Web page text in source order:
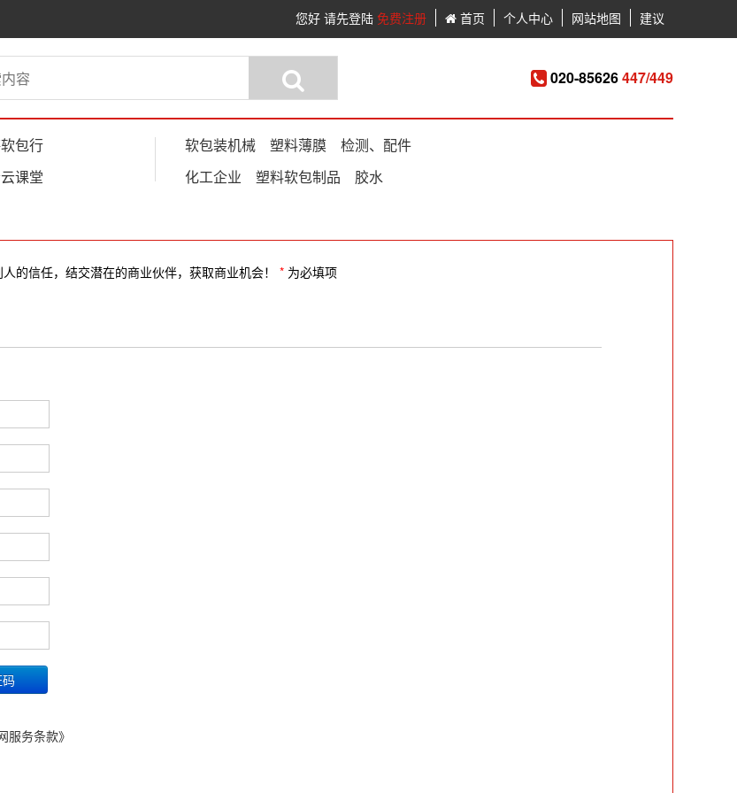
您好 请先登陆 免费注册 首页 个人中心 网站地图 建议
020-85626447/449
包行
课堂
软包装机械 塑料薄膜
检测、配件
化工企业
塑料软包制品
胶水
的信任，结交潜在的商业伙伴，获取商业机会！ * 为必填项
服务条款》